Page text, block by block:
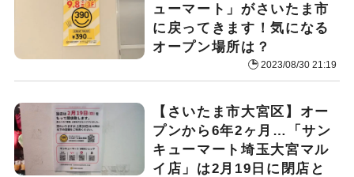
ューマート」がさいたま市
に戻ってきます！気になる
オープン場所は？
2023/08/30 21:19
【さいたま市大宮区】オー
プンから6年2ヶ月…「サン
キューマート埼玉大宮マル
イ店」は2月19日に閉店と